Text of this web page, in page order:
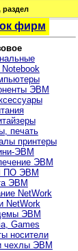
раздел
фирм
ЭВМ
печать
принтеры
ЭВМ
ЭВМ
ПО ЭВМ
ЭВМ
NetWork
NetWork
ЭВМ
Games
носители
чехлы ЭВМ